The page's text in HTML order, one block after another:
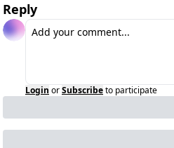
Reply
Login orSubscribeto participate